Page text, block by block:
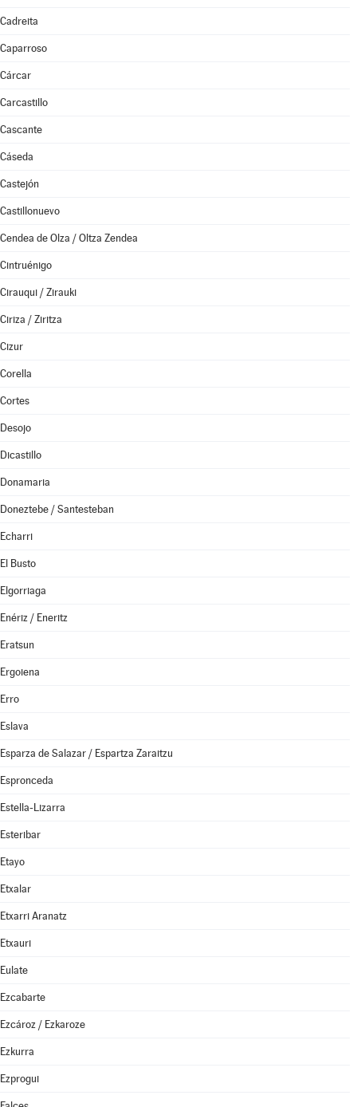
Cadreita
Caparroso
Cárcar
Carcastillo
Cascante
Cáseda
Castejón
Castillonuevo
Cendea de Olza / Oltza Zendea
Cintruénigo
Cirauqui / Zirauki
Ciriza / Ziritza
Cizur
Corella
Cortes
Desojo
Dicastillo
Donamaria
Doneztebe / Santesteban
Echarri
El Busto
Elgorriaga
Enériz / Eneritz
Eratsun
Ergoiena
Erro
Eslava
Esparza de Salazar / Espartza Zaraitzu
Espronceda
Estella-Lizarra
Esteribar
Etayo
Etxalar
Etxarri Aranatz
Etxauri
Eulate
Ezcabarte
Ezcároz / Ezkaroze
Ezkurra
Ezprogui